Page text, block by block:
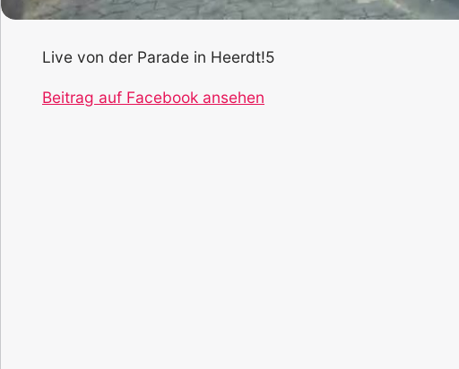
Live von der Parade in Heerdt!5
Beitrag auf Facebook ansehen